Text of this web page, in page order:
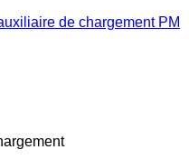
de chargement PM